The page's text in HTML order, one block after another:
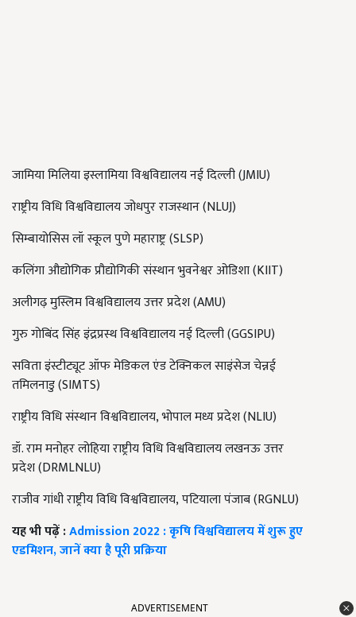
जामिया मिलिया इस्लामिया विश्वविद्यालय नई दिल्ली(JMIU)
राष्ट्रीय विधि विश्वविद्यालय जोधपुर राजस्थान(NLUJ)
सिम्बायोसिस लॉ स्कूल पुणे महाराष्ट्र(SLSP)
कलिंगा औद्योगिक प्रौद्योगिकी संस्थान भुवनेश्वर ओडिशा(KIIT)
अलीगढ़ मुस्लिम विश्वविद्यालय उत्तर प्रदेश(AMU)
गुरु गोबिंद सिंह इंद्रप्रस्थ विश्वविद्यालय नई दिल्ली(GGSIPU)
सविता इंस्टीट्यूट ऑफ मेडिकल एंड टेक्निकल साइंसेज चेन्नई
तमिलनाडु(SIMTS)
राष्ट्रीय विधि संस्थान विश्वविद्यालय,भोपाल मध्य प्रदेश(NLIU)
डॉ. राम मनोहर लोहिया राष्ट्रीय विधि विश्वविद्यालय लखनऊ उत्तर
प्रदेश(DRMLNLU)
राजीव गांधी राष्ट्रीय विधि विश्वविद्यालय,पटियाला पंजाब(RGNLU)
यह भी पढ़ें :Admission 2022 : कृषि विश्वविद्यालय में शुरू हुए
एडमिशन, जानें क्या है पूरी प्रक्रिया
ADVERTISEMENT